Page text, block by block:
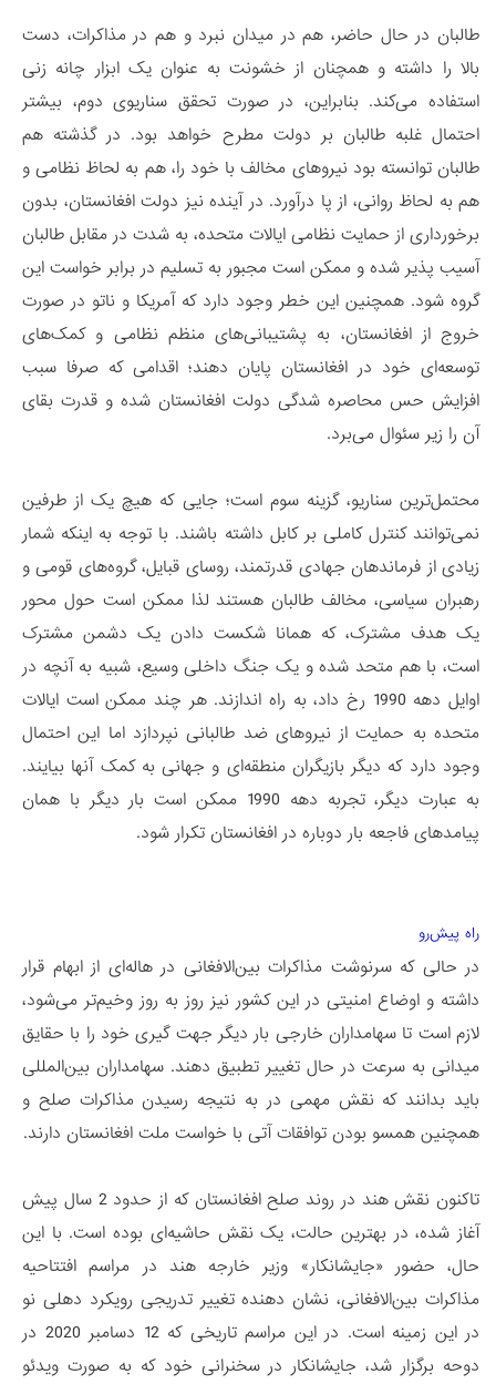
طالبان در حال حاضر، هم در میدان نبرد و هم در مذاکرات، دست
بالا را داشته و همچنان از خشونت به عنوان یک ابزار چانه زنی
استفاده می‌کند. بنابراین، در صورت تحقق سناریوی دوم، بیشتر
احتمال غلبه طالبان بر دولت مطرح خواهد بود. در گذشته هم
طالبان توانسته بود نیروهای مخالف با خود را، هم به لحاظ نظامی و
هم به لحاظ روانی، از پا درآورد. در آینده نیز دولت افغانستان، بدون
برخورداری از حمایت نظامی ایالات متحده، به شدت در مقابل طالبان
آسیب پذیر شده و ممکن است مجبور به تسلیم در برابر خواست این
گروه شود. همچنین این خطر وجود دارد که آمریکا و ناتو در صورت
خروج از افغانستان، به پشتیبانی‌های منظم نظامی و کمک‌های
توسعه‌ای خود در افغانستان پایان دهند؛ اقدامی که صرفا سبب
افزایش حس محاصره شدگی دولت افغانستان شده و قدرت بقای
آن را زیر سئوال می‌برد.
محتمل‌ترین سناریو، گزینه سوم است؛ جایی که هیچ یک از طرفین
نمی‌توانند کنترل کاملی بر کابل داشته باشند. با توجه به اینکه شمار
زیادی از فرماندهان جهادی قدرتمند، روسای قبایل، گروه‌های قومی و
رهبران سیاسی، مخالف طالبان هستند لذا ممکن است حول محور
یک هدف مشترک، که همانا شکست دادن یک دشمن مشترک
است، با هم متحد شده و یک جنگ داخلی وسیع، شبیه به آنچه در
اوایل دهه 1990 رخ داد، به راه اندازند. هر چند ممکن است ایالات
متحده به حمایت از نیروهای ضد طالبانی نپردازد اما این احتمال
وجود دارد که دیگر بازیگران منطقه‌ای و جهانی به کمک آنها بیایند.
به عبارت دیگر، تجربه دهه 1990 ممکن است بار دیگر با همان
پیامدهای فاجعه بار دوباره در افغانستان تکرار شود.
راه پیش‌رو
در حالی که سرنوشت مذاکرات بین‌الافغانی در هاله‌ای از ابهام قرار
داشته و اوضاع امنیتی در این کشور نیز روز به روز وخیم‌تر می‌شود،
لازم است تا سهامداران خارجی بار دیگر جهت گیری خود را با حقایق
میدانی به سرعت در حال تغییر تطبیق دهند. سهامداران بین‌المللی
باید بدانند که نقش مهمی در به نتیجه رسیدن مذاکرات صلح و
همچنین همسو بودن توافقات آتی با خواست ملت افغانستان دارند.
تاکنون نقش هند در روند صلح افغانستان که از حدود 2 سال پیش
آغاز شده، در بهترین حالت، یک نقش حاشیه‌ای بوده است. با این
حال، حضور «جایشانکار» وزیر خارجه هند در مراسم افتتاحیه
مذاکرات بین‌الافغانی، نشان دهنده تغییر تدریجی رویکرد دهلی نو
در این زمینه است. در این مراسم تاریخی که 12 دسامبر 2020 در
دوحه برگزار شد، جایشانکار در سخنرانی خود که به صورت ویدئو